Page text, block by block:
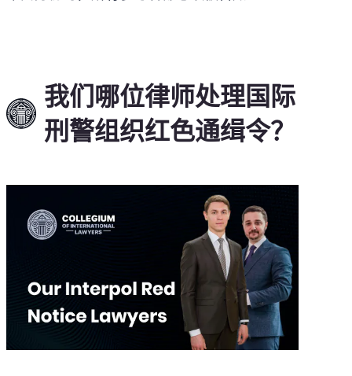
我们哪位律师处理国际
刑警组织红色通缉令？